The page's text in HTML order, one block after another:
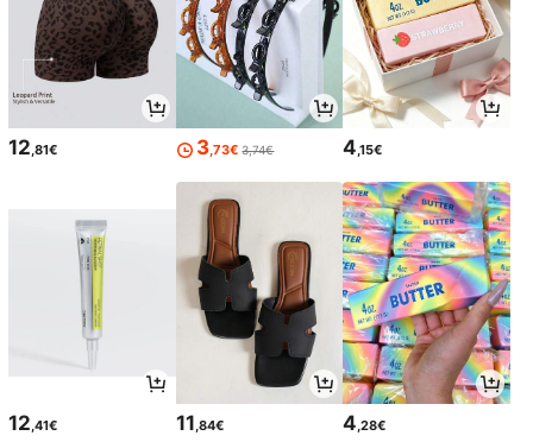
12,81€ 3,73€ 3,74€ 4,15€
12,41€ 11,84€ 4,28€